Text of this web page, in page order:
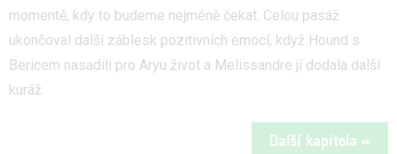
momentě, kdy to budeme nejméně čekat. Celou pasáž
ukončoval další záblesk pozitivních emocí, když Hound s
Bericem nasadili pro Aryu život a Melissandre jí dodala další
kuráž.
Další kapitola »